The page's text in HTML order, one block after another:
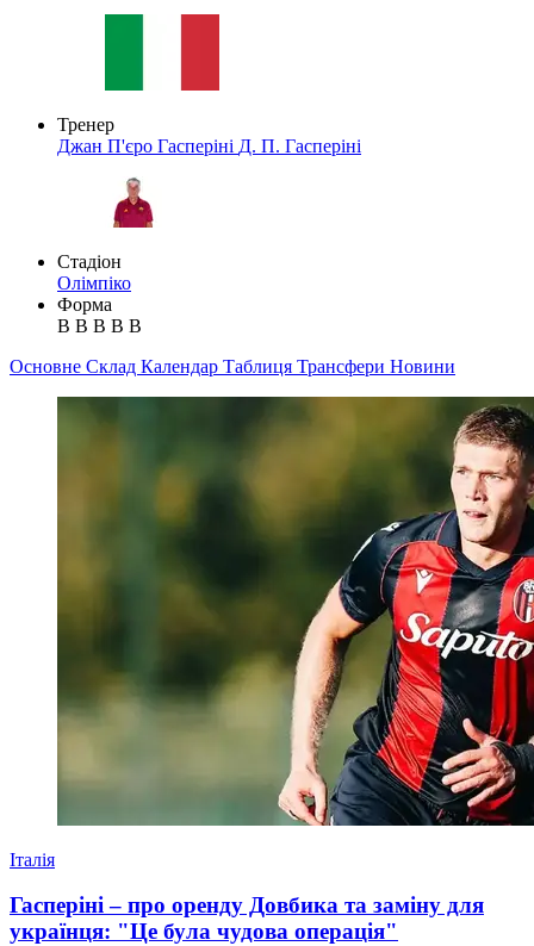
Тренер
Джан П'єро Гасперіні Д. П. Гасперіні
Стадіон
Олімпіко
Форма
В В В В В
Основне Склад Календар Таблиця Трансфери Новини
Італія
Гасперіні – про оренду Довбика та заміну для
українця: "Це була чудова операція"